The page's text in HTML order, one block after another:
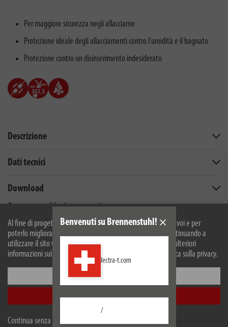
Al fine di progettare il nostro sito web in modo ottimale per voi e per
poterlo migliorare continuamente, utilizziamo i cookies. Continuando a
utilizzare il sito web, accetti il nostro utilizzo dei cookie. Per ulteriori
informazioni sui cookie, si prega di consultare la nostra politica sulla privacy.
Configurare
Accetta tutti
Continua senza accettare
Benvenuti su Brennenstuhl!
lectra-t.com
/
Per maggiore sicurezza negli allacciame
Protezione ideale degli allacciamenti contro l'umidità e il bagnato
Protezione contro un disinserimento indesiderato
Descrizione
Dati tecnici
Download
Questo potrebbe interessarti